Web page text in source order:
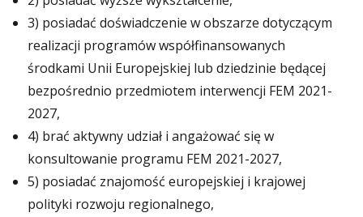
3) posiadać doświadczenie w obszarze dotyczącym
realizacji programów współfinansowanych
środkami Unii Europejskiej lub dziedzinie będącej
bezpośrednio przedmiotem interwencji FEM 2021-
2027,
4) brać aktywny udział i angażować się w
konsultowanie programu FEM 2021-2027,
5) posiadać znajomość europejskiej i krajowej
polityki rozwoju regionalnego,